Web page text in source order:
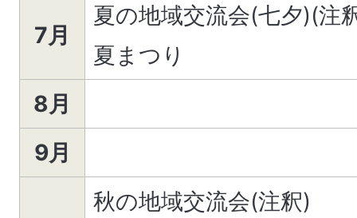
7月
夏の地域交流会(七夕)(
夏まつり
8月
9月
秋の地域交流会(注釈)